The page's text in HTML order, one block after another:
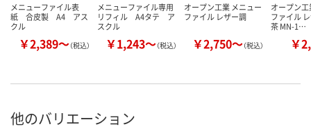
メニューファイル表
紙 合皮製 A4 アス
クル
￥2,389～（税込）
メニューファイル専用
リフィル A4タテ ア
スクル
￥1,243～（税込）
オープン工業 メニュー
ファイル レザー調
￥2,750～（税込）
オープン
ファイル
茶 MN-1…
￥
他のバリエーション